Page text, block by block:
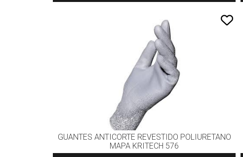
GUANTES ANTICORTE REVESTIDO POLIURETANO
MAPA KRITECH 576